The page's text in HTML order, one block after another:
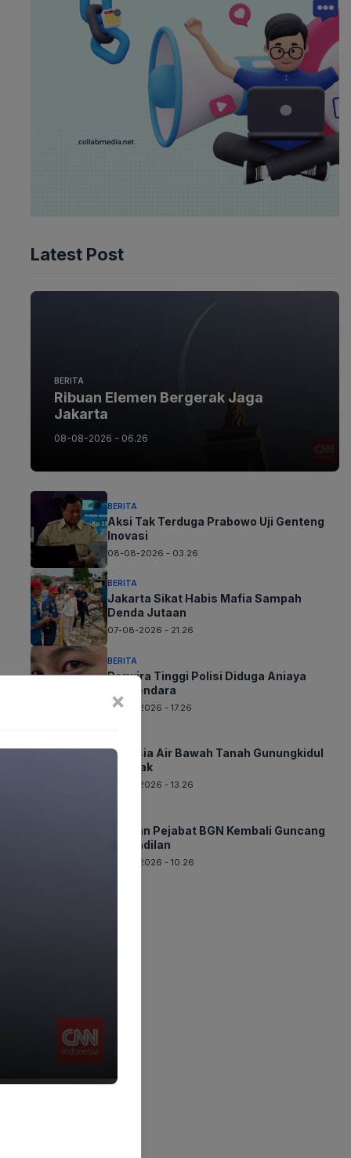
Latest Post
BERITA
Ribuan Elemen Bergerak Jaga
Jakarta
08-08-2026 - 06.26
BERITA
Aksi Tak Terduga Prabowo Uji Genteng
Inovasi
08-08-2026 - 03.26
BERITA
Jakarta Sikat Habis Mafia Sampah
Denda Jutaan
07-08-2026 - 21.26
BERITA
Perwira Tinggi Polisi Diduga Aniaya
Pengendara
07-08-2026 - 17.26
Rahasia Air Bawah Tanah Gunungkidul
Terkuak
07-08-2026 - 13.26
Mantan Pejabat BGN Kembali Guncang
Pengadilan
07-08-2026 - 10.26
×